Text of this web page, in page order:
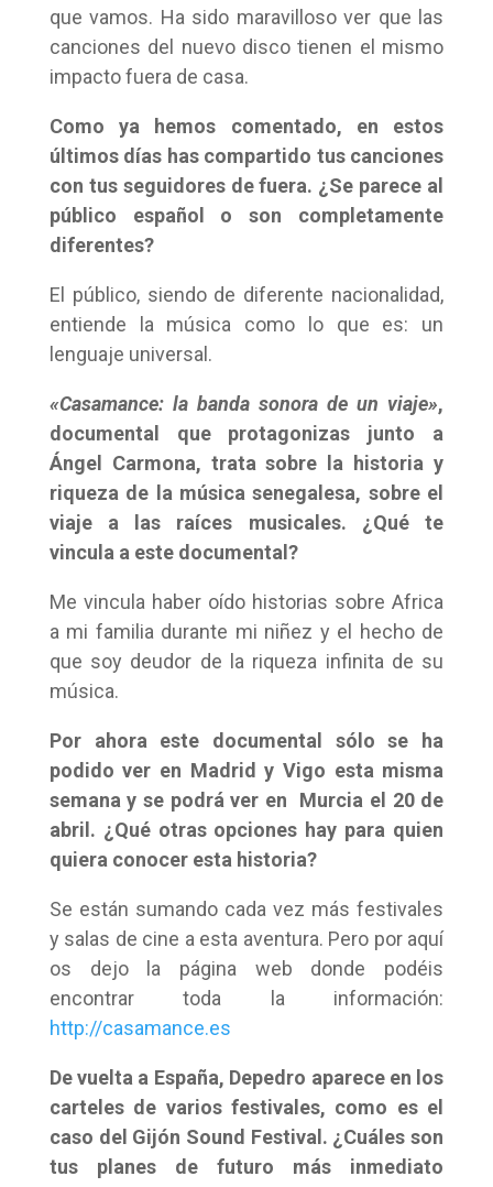
que vamos. Ha sido maravilloso ver que las
canciones del nuevo disco tienen el mismo
impacto fuera de casa.
Como ya hemos comentado, en estos
últimos días has compartido tus canciones
con tus seguidores de fuera. ¿Se parece al
público español o son completamente
diferentes?
El público, siendo de diferente nacionalidad,
entiende la música como lo que es: un
lenguaje universal.
«Casamance: la banda sonora de un viaje»,
documental que protagonizas junto a
Ángel Carmona, trata sobre la historia y
riqueza de la música senegalesa, sobre el
viaje a las raíces musicales. ¿Qué te
vincula a este documental?
Me vincula haber oído historias sobre Africa
a mi familia durante mi niñez y el hecho de
que soy deudor de la riqueza infinita de su
música.
Por ahora este documental sólo se ha
podido ver en Madrid y Vigo esta misma
semana y se podrá ver en Murcia el 20 de
abril. ¿Qué otras opciones hay para quien
quiera conocer esta historia?
Se están sumando cada vez más festivales
y salas de cine a esta aventura. Pero por aquí
os dejo la página web donde podéis
encontrar toda la información:
http://casamance.es
De vuelta a España, Depedro aparece en los
carteles de varios festivales, como es el
caso del Gijón Sound Festival. ¿Cuáles son
tus planes de futuro más inmediato